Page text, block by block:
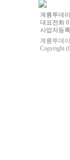
계룡투데
대표전화
사업자등
계룡투데
Copyright